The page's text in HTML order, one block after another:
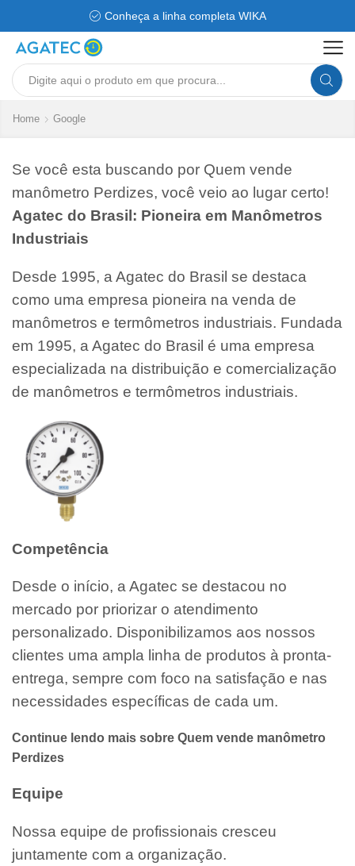
Conheça a linha completa WIKA
Search
Home Google
Se você esta buscando por Quem vende
manômetro Perdizes, você veio ao lugar certo!
Agatec do Brasil: Pioneira em Manômetros
Industriais
Desde 1995, a Agatec do Brasil se destaca
como uma empresa pioneira na venda de
manômetros e termômetros industriais. Fundada
em 1995, a Agatec do Brasil é uma empresa
especializada na distribuição e comercialização
de manômetros e termômetros industriais.
Competência
Desde o início, a Agatec se destacou no
mercado por priorizar o atendimento
personalizado. Disponibilizamos aos nossos
clientes uma ampla linha de produtos à pronta-
entrega, sempre com foco na satisfação e nas
necessidades específicas de cada um.
Continue lendo mais sobre Quem vende manômetro
Perdizes
Equipe
Nossa equipe de profissionais cresceu
juntamente com a organização.